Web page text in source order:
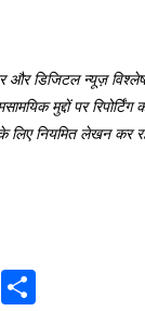
और डिजिटल न्यूज़
मुद्दों पर रिपोर्टिंग
लिए नियमित लेखन कर
E